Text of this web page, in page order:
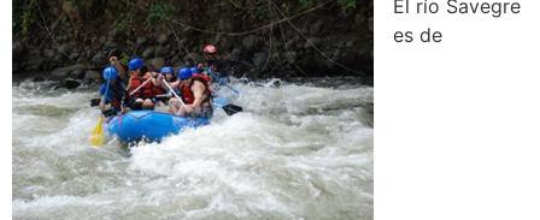
El río Savegre
es de